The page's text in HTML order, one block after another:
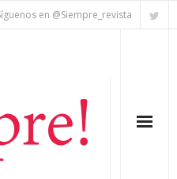
en @Siempre_revista